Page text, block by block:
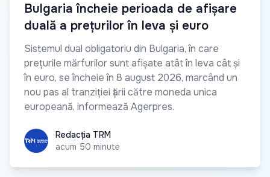
Bulgaria încheie perioada de afișare
duală a prețurilor în leva și euro
Sistemul dual obligatoriu din Bulgaria, în care
prețurile mărfurilor sunt afișate atât în leva cât și
în euro, se încheie în 8 august 2026, marcând un
nou pas al tranziției țării către moneda unica
europeană, informează Agerpres.
Redacția TRM
Redacția TRM
acum 50 minute